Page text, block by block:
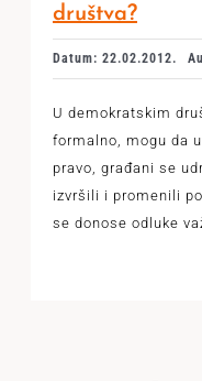
društva?
Datum: 22.02.2012.
U demokratskim
formalno, mogu da
pravo, građani se
izvršili i promenili
se donose odluke